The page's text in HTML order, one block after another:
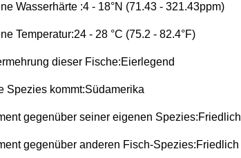
Wasserhärte :4 - 18°N (71.43 - 321.43ppm)
Temperatur:24 - 28 °C (75.2 - 82.4°F)
dieser Fische:Eierlegend
Spezies kommt:Südamerika
gegenüber seiner eigenen Spezies:Friedlich
gegenüber anderen Fisch-Spezies:Friedlich